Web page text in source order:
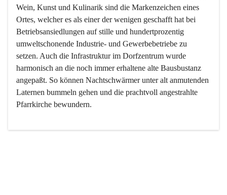
Wein, Kunst und Kulinarik sind die Markenzeichen eines
Ortes, welcher es als einer der wenigen geschafft hat bei
Betriebsansiedlungen auf stille und hundertprozentig
umweltschonende Industrie- und Gewerbebetriebe zu
setzen. Auch die Infrastruktur im Dorfzentrum wurde
harmonisch an die noch immer erhaltene alte Bausbustanz
angepaßt. So können Nachtschwärmer unter alt anmutenden
Laternen bummeln gehen und die prachtvoll angestrahlte
Pfarrkirche bewundern.
Der Weinbau dominert heute nicht mehr, ist aber integrativer